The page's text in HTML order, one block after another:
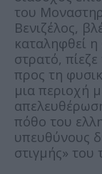
του
Βενιζέλος,
καταληφθεί
στρατό,
προς τη
μια περιοχή
πόθο του
υπευθύνους
στιγμής» του